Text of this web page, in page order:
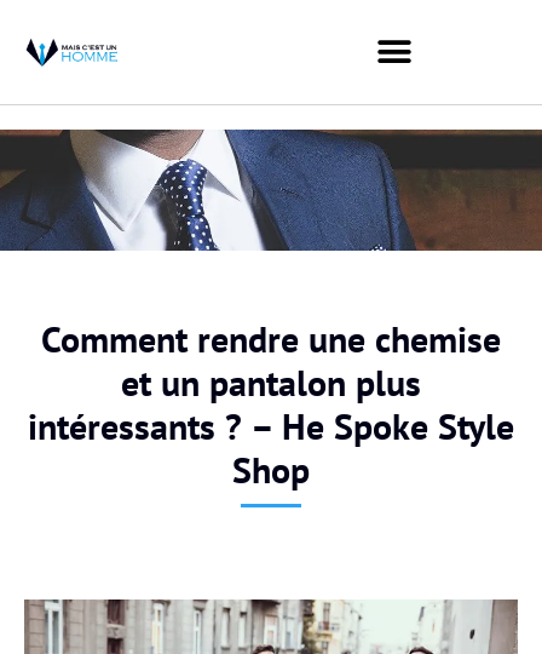
Comment rendre une chemise
et un pantalon plus
intéressants ? – He Spoke Style
Shop